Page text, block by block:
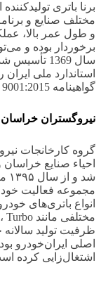
برنا باتری
مختلف صنایع و
و طول عمر بالا،
برخوردار بوده و
سال 1369
استاندارد ملی
گواهینامه ISO 9001:2015 بین‌الملل و ITF ایتالیا را دارد.
نیروگستران خراسان
احیاء صنایع
مجموعه فعالیت خود
انواع باتری‌های
اصلی ایران‌خودرو
اشتغال‌زایی کرده